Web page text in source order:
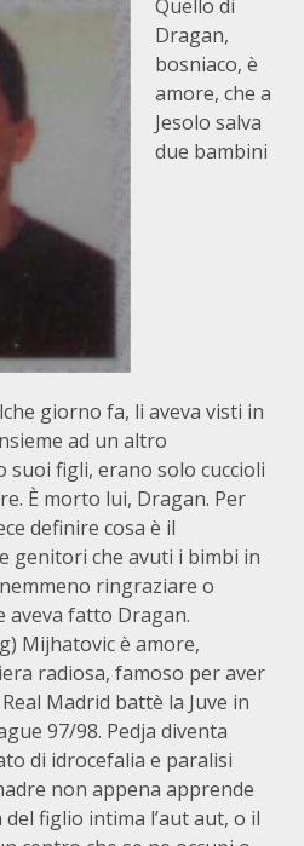
Quello di
Dragan,
bosniaco, è
amore, che a
Jesolo salva
due bambini
giorno fa, li aveva visti in
ad un altro
suoi figli, erano solo cuccioli
È morto lui, Dragan. Per
definire cosa è il
genitori che avuti i bimbi in
ringraziare o
aveva fatto Dragan.
Mijhatovic è amore,
radiosa, famoso per aver
Madrid battè la Juve in
97/98. Pedja diventa
di idrocefalia e paralisi
non appena apprende
figlio intima l’aut aut, o il